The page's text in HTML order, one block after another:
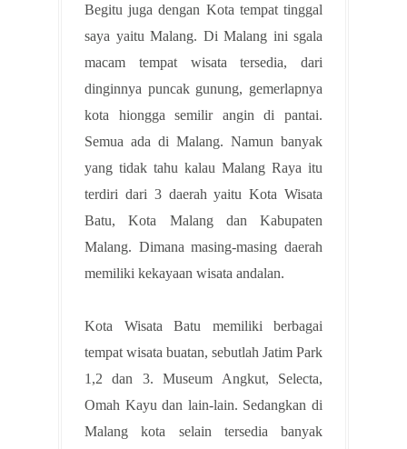
Begitu juga dengan Kota tempat tinggal
saya yaitu Malang. Di Malang ini sgala
macam tempat wisata tersedia, dari
dinginnya puncak gunung, gemerlapnya
kota hiongga semilir angin di pantai.
Semua ada di Malang. Namun banyak
yang tidak tahu kalau Malang Raya itu
terdiri dari 3 daerah yaitu Kota Wisata
Batu, Kota Malang dan Kabupaten
Malang. Dimana masing-masing daerah
memiliki kekayaan wisata andalan.
Kota Wisata Batu memiliki berbagai
tempat wisata buatan, sebutlah Jatim Park
1,2 dan 3. Museum Angkut, Selecta,
Omah Kayu dan lain-lain. Sedangkan di
Malang kota selain tersedia banyak